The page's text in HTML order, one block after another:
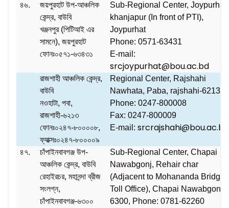
৪৬.
জয়পুরহাট উপ-আঞ্চলিক
কেন্দ্র, বাউবি
খঞ্জনপুর (পিটিআই এর
সামনে), জয়পুরহাট
ফোনঃ০৫৭১-৬৩৪৩১
Sub-Regional Center, Joypurhat
khanjapur (In front of PTI),
Joypurhat
Phone: 0571-63431
E-mail:
srcjoypurhat@bou.ac.bd
রাজশাহী আঞ্চলিক কেন্দ্র,
বাউবি
নওহাটা, পবা,
রাজশাহী-৬২১৩
ফোনঃ০২৪৭-৮০০০০৮,
ফ্যাক্সঃ০২৪৭-৮০০০০৯
Regional Center, Rajshahi
Nawhata, Paba, rajshahi-6213
Phone: 0247-800008
Fax: 0247-800009
E-mail:srcrajshahi@bou.ac.bd
৪৭.
চাঁপাইনবাবগঞ্জ উপ-
আঞ্চলিক কেন্দ্র, বাউবি
রেহাইরচর, মহানন্দা ব্রীজ
সংলগ্ন,
চাঁপাইনবাবগঞ্জ-৬৩০০
Sub-Regional Center, Chapai
Nawabgonj, Rehair char
(Adjacent to Mohananda Bridge
Toll Office), Chapai Nawabgonj-
6300, Phone: 0781-62260